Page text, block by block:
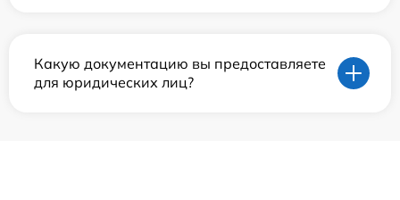
Какую документацию вы предоставляете
для юридических лиц?